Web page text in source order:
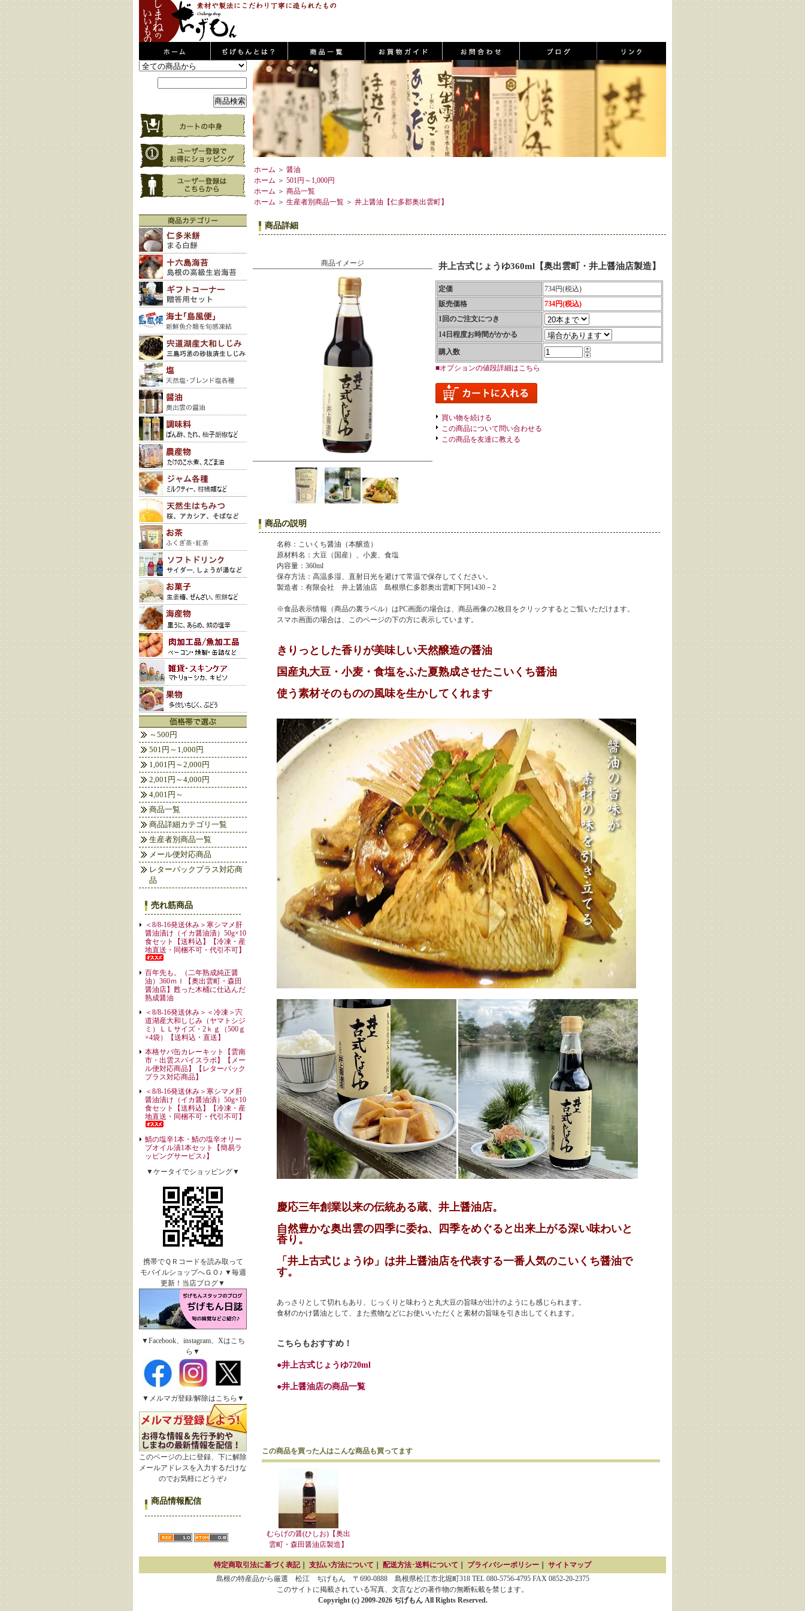
～500円
501円～1,000円
1,001円～2,000円
2,001円～4,000円
4,001円～
商品一覧
商品詳細カテゴリ一覧
生産者別商品一覧
メール便対応商品
レターパックプラス対応商
品
売れ筋商品
＜8/8-16発送休み＞寒シマメ肝
醤油漬け（イカ醤油漬）50g×10
食セット【送料込】【冷凍・産
地直送・同梱不可・代引不可】
百年先も。（二年熟成純正醤
油）360ｍｌ【奥出雲町・森田
醤油店】甦った木桶に仕込んだ
熟成醤油
＜8/8-16発送休み＞＜冷凍＞宍
道湖産大和しじみ（ヤマトシジ
ミ）ＬＬサイズ・2ｋｇ（500ｇ
×4袋）【送料込・直送】
本格サバ缶カレーキット【雲南
市・出雲スパイスラボ】【メー
ル便対応商品】【レターパック
プラス対応商品】
＜8/8-16発送休み＞寒シマメ肝
醤油漬け（イカ醤油漬）50g×10
食セット【送料込】【冷凍・産
地直送・同梱不可・代引不可】
鯖の塩辛1本・鯖の塩辛オリー
ブオイル漬1本セット【簡易ラ
ッピングサービス♪】
▼ケータイでショッピング▼
携帯でＱＲコードを読み取って
モバイルショップへＧＯ♪ ▼毎週
更新！当店ブログ▼
▼Facebook、instagram、Xはこち
ら▼
▼メルマガ登録/解除はこちら▼
このページの上に登録、下に解除
メールアドレスを入力するだけな
のでお気軽にどうぞ♪
商品情報配信
ホーム ＞ 醤油
ホーム ＞ 501円～1,000円
ホーム ＞ 商品一覧
ホーム ＞ 生産者別商品一覧 ＞ 井上醤油【仁多郡奥出雲町】
商品詳細
商品イメージ 井上古式じょうゆ360ml【奥出雲町・井上醤油店製造】
定価
734円(税込)
販売価格
734円(税込)
1回のご注文につき
14日程度お時間がかかる
購入数
■オプションの値段詳細はこちら
買い物を続ける
この商品について問い合わせる
この商品を友達に教える
商品の説明
名称：こいくち醤油（本醸造）
原材料名：大豆（国産）、小麦、食塩
内容量：360ml
保存方法：高温多湿、直射日光を避けて常温で保存してください。
製造者：有限会社 井上醤油店 島根県仁多郡奥出雲町下阿1430－2
※食品表示情報（商品の裏ラベル）はPC画面の場合は、商品画像の2枚目をクリックするとご覧いただけます。
スマホ画面の場合は、このページの下の方に表示しています。
きりっとした香りが美味しい天然醸造の醤油
国産丸大豆・小麦・食塩をふた夏熟成させたこいくち醤油
使う素材そのものの風味を生かしてくれます
慶応三年創業以来の伝統ある蔵、井上醤油店。
自然豊かな奥出雲の四季に委ね、四季をめぐると出来上がる深い味わいと
香り。
「井上古式じょうゆ」は井上醤油店を代表する一番人気のこいくち醤油で
す。
あっさりとして切れもあり、じっくりと味わうと丸大豆の旨味が出汁のようにも感じられます。
食材のかけ醤油として、また煮物などにお使いいただくと素材の旨味を引き出してくれます。
こちらもおすすめ！
●井上古式じょうゆ720ml
●井上醤油店の商品一覧
この商品を買った人はこんな商品も買ってます
むらげの醤(ひしお)【奥出
雲町・森田醤油店製造】
特定商取引法に基づく表記｜ 支払い方法について 配送方法･送料について プライバシーポリシー
サイトマップ
島根の特産品から厳選 松江 ぢげもん 〒690-0888 島根県松江市北堀町318 TEL 080-5756-4795 FAX 0852-20-2375
このサイトに掲載されている写真、文言などの著作物の無断転載を禁じます。
Copyright (c) 2009-2026 ぢげもん All Rights Reserved.